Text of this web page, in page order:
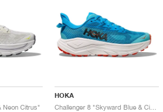
Neon Citrus"
HOKA
Challenger 8 "Skyward Blue & Cielo Blue"